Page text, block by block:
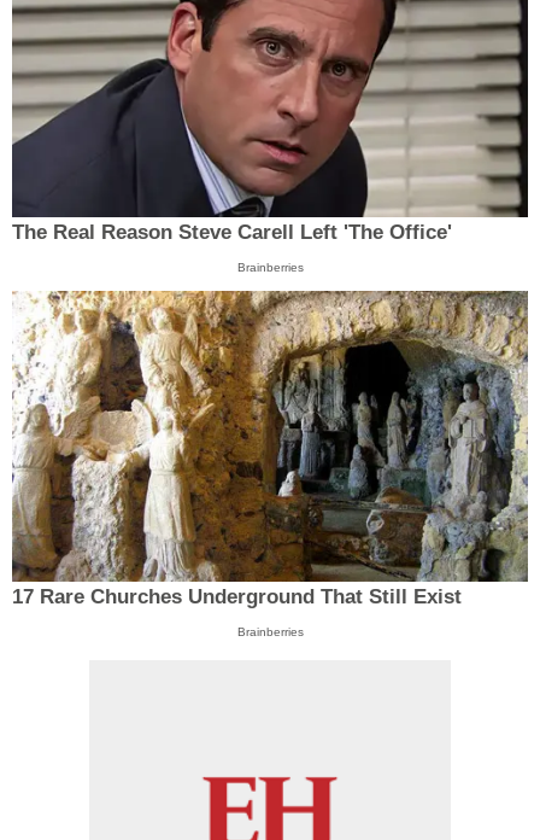
The Real Reason Steve Carell Left 'The Office'
Brainberries
17 Rare Churches Underground That Still Exist
Brainberries